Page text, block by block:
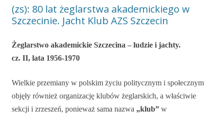
(zs): 80 lat żeglarstwa akademickiego w
Szczecinie. Jacht Klub AZS Szczecin
Żeglarstwo akademickie Szczecina – ludzie i jachty.
cz. II, lata 1956-1970
Wielkie przemiany w polskim życiu politycznym i społecznym
objęły również organizację klubów żeglarskich, a właściwie
sekcji i zrzeszeń, ponieważ sama nazwa „klub” w